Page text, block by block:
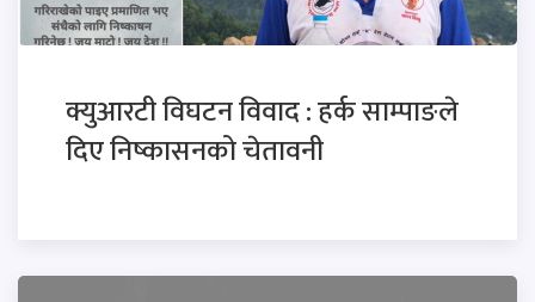
क्युआरटी विघटन विवाद : हर्क साम्पाङले
दिए निष्कासनको चेतावनी